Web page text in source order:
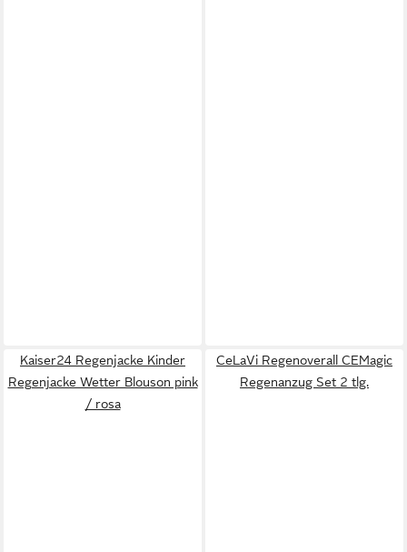
Kaiser24 Regenjacke Kinder
Regenjacke Wetter Blouson pink
/ rosa
CeLaVi Regenoverall CEMagic
Regenanzug Set 2 tlg.